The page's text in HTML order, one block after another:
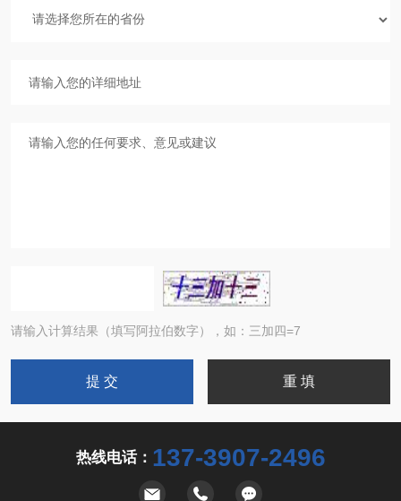
请输入计算结果（填写阿拉伯数字），如：三加四=7
热线电话： 137-3907-2496